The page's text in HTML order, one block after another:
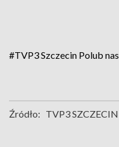
#TVP3 Szczecin Polub nas
Źródło: TVP3 SZCZECIN